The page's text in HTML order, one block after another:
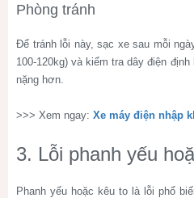
Phòng tránh
Để tránh lỗi này, sạc xe sau mỗi
100-120kg) và kiểm tra dây điện
nặng hơn.
>>> Xem ngay: Xe máy điện nhập
3. Lỗi phanh yếu
Phanh yếu hoặc kêu to là lỗi phổ